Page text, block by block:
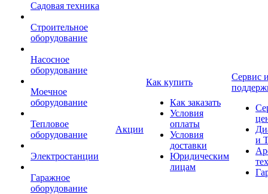
Садовая техника
Строительное
оборудование
Насосное
оборудование
Моечное
оборудование
Тепловое
оборудование
Электростанции
Гаражное
оборудование
Акции
Как купить
Как заказать
Условия
оплаты
Условия
доставки
Юридическим
лицам
Сервис
и